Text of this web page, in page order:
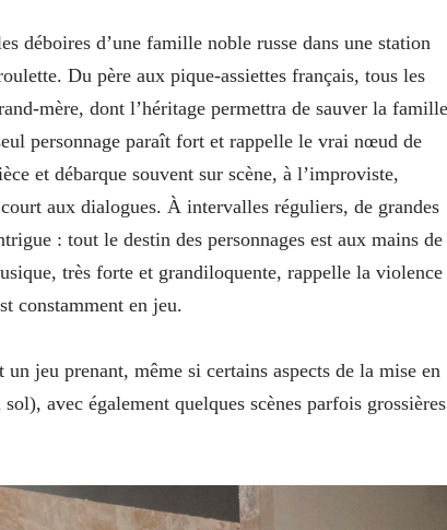
d’une famille noble russe dans une station
Du père aux pique-assiettes français, tous les
mère, dont l’héritage permettra de sauver la famille
personnage paraît fort et rappelle le vrai nœud de
et débarque souvent sur scène, à l’improviste,
aux dialogues. À intervalles réguliers, de grandes
: tout le destin des personnages est aux mains de
très forte et grandiloquente, rappelle la violence
constamment en jeu.
jeu prenant, même si certains aspects de la mise en
avec également quelques scènes parfois grossières